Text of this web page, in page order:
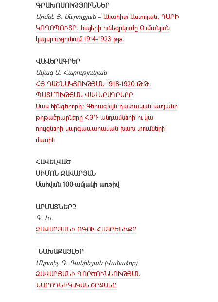
ԳՐԱԽՈՍՈՒԹՅՈՒՆՆԵՐ
Արմեն Ց. Մարուքյան– Անահիտ Աստոյան, ԴԱՐԻ
ԿՈՂՈՊՈՒՏԸ. հայերի ունեզրկումը Օսմանյան
կայսրությունում 1914-1923 թթ.
ՎԱՎԵՐԱԳՐԵՐ
Ավագ Ա. Հարությունյան
ՀՅ ԴԱՇՆԱԿՑՈՒԹՅԱՆ 1918-1920 ԹԹ.
ՊԱՏՄՈՒԹՅԱՆ ՎԱՎԵՐԱԳՐԵՐԸ
Մաս հինգերորդ: Գերագույն դատական ատյանի
թղթածրարները ՀՅԴ անդամների ու կա
ռույցների կարգապահական խախ տումների
մասին
ՀԱՎԵԼՎԱԾ
ՍԻՄՈՆ ԶԱՎԱՐՅԱՆ
Մահվան 100-ամյակի առթիվ
ԱՐՄԱՏՆԵՐԸ
Գ. Խ.
ԶԱՎԱՐՅԱՆԻ ՈԳՈՒ ՀԱՅՐԵՆԻՔԸ
ՆԱԽԱՔԱՅԼԵՐ
Մկրտիչ Դ. Դանիելյան (Վանաձոր)
ԶԱՎԱՐՅԱՆԻ ԳՈՐԾՈՒՆԵՈՒԹՅԱՆ
ՆԱՐՈԴՆԻԿԱԿԱՆ ՇՐՋԱՆԸ